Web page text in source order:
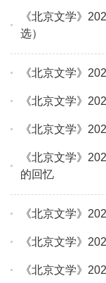
《北京文学》
选）
《北京文学》
《北京文学》
《北京文学》
《北京文学》
的回忆
《北京文学》
《北京文学》
《北京文学》